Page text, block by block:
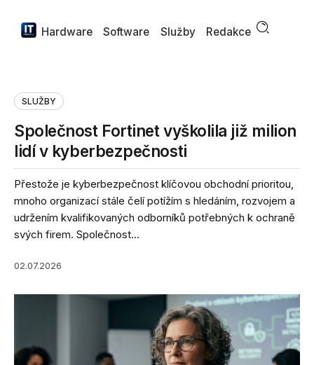
Hardware Software Služby Redakce
SLUŽBY
Společnost Fortinet vyškolila již milion
lidí v kyberbezpečnosti
Přestože je kyberbezpečnost klíčovou obchodní prioritou,
mnoho organizací stále čelí potížím s hledáním, rozvojem a
udržením kvalifikovaných odborníků potřebných k ochraně
svých firem. Společnost...
02.07.2026